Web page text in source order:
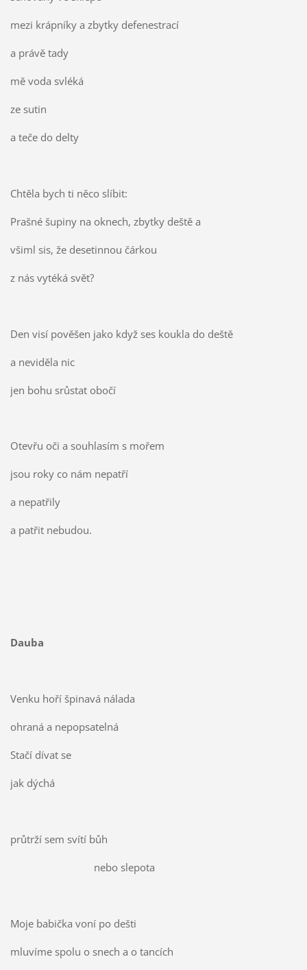
mezi krápníky a zbytky defenestrací
a právě tady
mě voda svléká
ze sutin
a teče do delty
Chtěla bych ti něco slíbit:
Prašné šupiny na oknech, zbytky deště a
všiml sis, že desetinnou čárkou
z nás vytéká svět?
Den visí pověšen jako když ses koukla do deště
a neviděla nic
jen bohu srůstat obočí
Otevřu oči a souhlasím s mořem
jsou roky co nám nepatří
a nepatřily
a patřit nebudou.
Dauba
Venku hoří špinavá nálada
ohraná a nepopsatelná
Stačí dívat se
jak dýchá
průtrží sem svítí bůh
nebo slepota
Moje babička voní po dešti
mluvíme spolu o snech a o tancích